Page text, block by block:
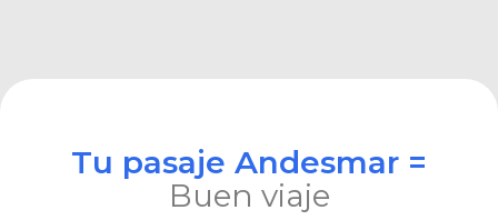
Tu pasaje Andesmar =
Buen viaje